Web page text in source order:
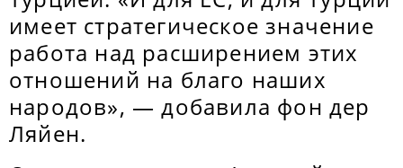
имеет стратегическое значение
работа над расширением этих
отношений на благо наших
народов», — добавила фон дер
Ляйен.